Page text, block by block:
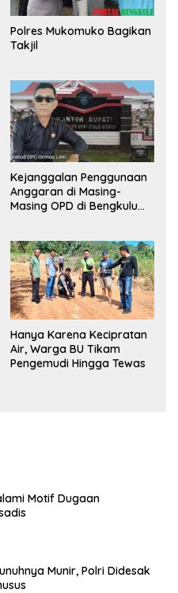
Polres Mukomuko Bagikan
Takjil
Kejanggalan Penggunaan
Anggaran di Masing-
Masing OPD di Bengkulu
Hanya Karena Kecipratan
Air, Warga BU Tikam
Pengemudi Hingga Tewas
Motif Dugaan
Munir, Polri Didesak